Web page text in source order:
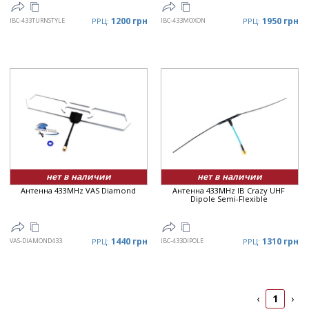
IBC-433TURNSTYLE РРЦ: 1200 грн IBC-433MOXON РРЦ: 1950 грн
нет в наличии
Антенна 433MHz VAS Diamond
VAS-DIAMOND433 РРЦ: 1440 грн
нет в наличии
Антенна 433MHz IB Crazy UHF
Dipole Semi-Flexible
IBC-433DIPOLE РРЦ: 1310 грн
‹ 1 ›